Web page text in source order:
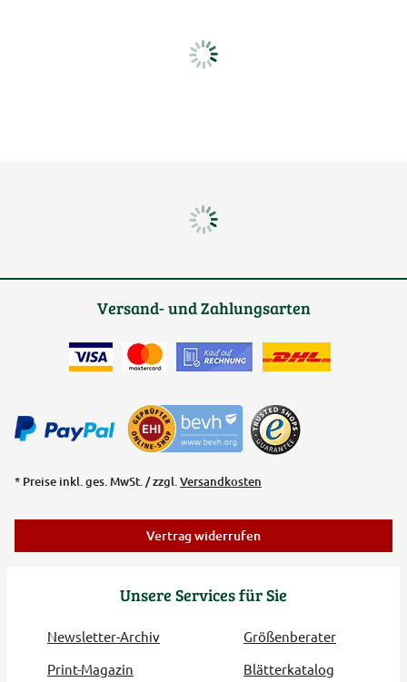
Unsere Services für Sie
Newsletter-Archiv
Größenberater
Print-Magazin
Blätterkatalog
Versand- und Zahlungsarten
* Preise inkl. ges. MwSt. / zzgl.Versandkosten
Vertrag widerrufen